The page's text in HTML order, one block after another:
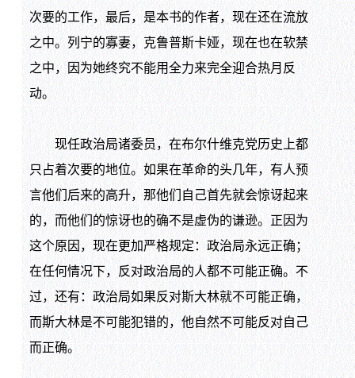
次要的工作，最后，是本书的作者，现在还在流放
之中。列宁的寡妻，克鲁普斯卡娅，现在也在软禁
之中，因为她终究不能用全力来完全迎合热月反
动。
现任政治局诸委员，在布尔什维克党历史上都
只占着次要的地位。如果在革命的头几年，有人预
言他们后来的高升，那他们自己首先就会惊讶起来
的，而他们的惊讶也的确不是虚伪的谦逊。正因为
这个原因，现在更加严格规定：政治局永远正确；
在任何情况下，反对政治局的人都不可能正确。不
过，还有：政治局如果反对斯大林就不可能正确，
而斯大林是不可能犯错的，他自然不可能反对自己
而正确。